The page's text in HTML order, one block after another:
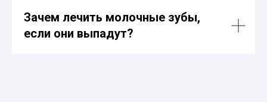
Зачем лечить молочные зубы,
если они выпадут?